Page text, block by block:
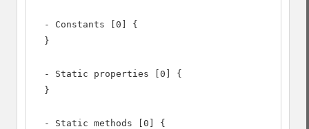
  - Constants [0] {
  }
  - Static properties [0] {
  }
  - Static methods [0] {